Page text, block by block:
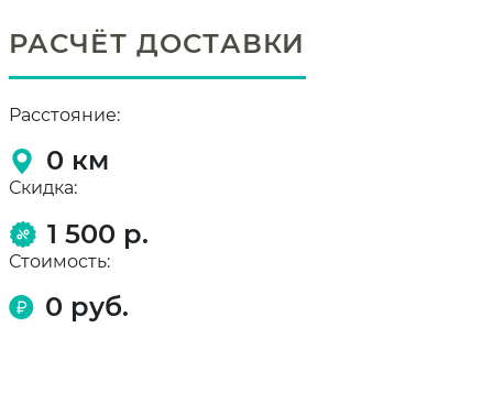
РАСЧЁТ ДОСТАВКИ
Расстояние:
0 км
Скидка:
1 500 р.
Стоимость:
0 руб.